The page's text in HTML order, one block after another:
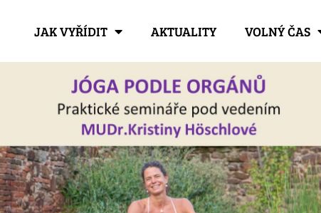
JAK VYŘÍDIT AKTUALITY VOLNÝ ČAS